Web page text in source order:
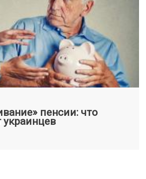
пенсии: что